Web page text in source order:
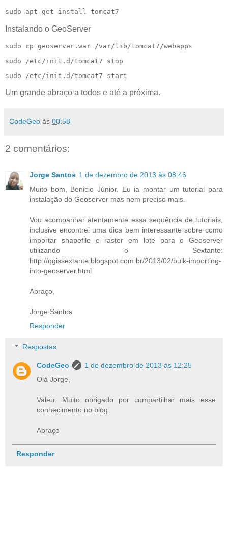
sudo apt-get install tomcat7
Instalando o GeoServer
sudo cp geoserver.war /var/lib/tomcat7/webapps
sudo /etc/init.d/tomcat7 stop
sudo /etc/init.d/tomcat7 start
Um grande abraço a todos e até a próxima.
CodeGeo às 00:58
2 comentários:
Jorge Santos 1 de dezembro de 2013 às 08:46
Muito bom, Benicio Júnior. Eu ia montar um tutorial para
instalação do Geoserver mas nem preciso mais.
Vou acompanhar atentamente essa sequência de tutoriais,
inclusive encontrei uma dica bem interessante sobre como
importar shapefile e raster em lote para o Geoserver
utilizando o Sextante:
http://qgissextante.blogspot.com.br/2013/02/bulk-importing-
into-geoserver.html
Abraço,
Jorge Santos
Responder
Respostas
CodeGeo
1 de dezembro de 2013 às 12:25
Olá Jorge,
Valeu. Muito obrigado por compartilhar mais esse
conhecimento no blog.
Abraço
Responder